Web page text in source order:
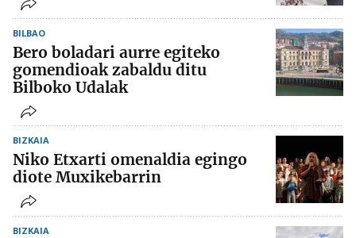
BILBAO
Bero boladari aurre egiteko
gomendioak zabaldu ditu
Bilboko Udalak
BIZKAIA
Niko Etxarti omenaldia egingo
diote Muxikebarrin
BIZKAIA